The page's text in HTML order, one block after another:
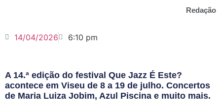
Redação
14/04/2026 6:10 pm
A 14.ª edição do festival Que Jazz É Este?
acontece em Viseu de 8 a 19 de julho. Concertos
de Maria Luiza Jobim, Azul Piscina e muito mais.